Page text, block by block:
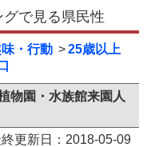
で見る県民性
味・行動
25歳以上
物園・水族館来園人
更新日：2018-05-09